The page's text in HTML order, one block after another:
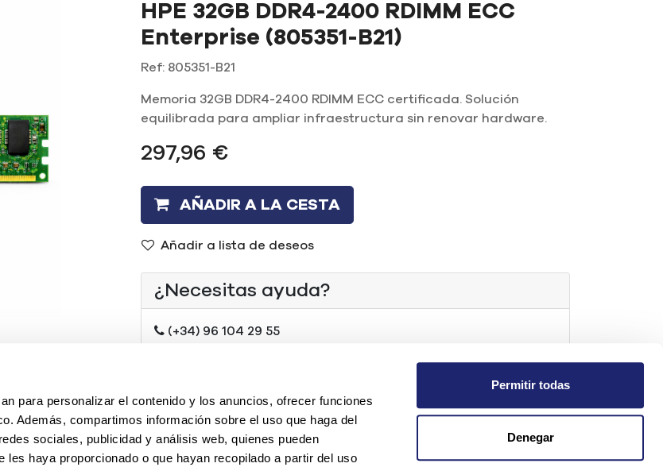
para personalizar el contenido y los anuncios, ofrecer funciones
Además, compartimos información sobre el uso que haga del
sociales, publicidad y análisis web, quienes pueden
les haya proporcionado o que hayan recopilado a partir del uso
Permitir todas
Denegar
HPE 32GB DDR4-2400 RDIMM ECC
Enterprise (805351-B21)
Ref: 805351-B21
Memoria 32GB DDR4-2400 RDIMM ECC certificada. Solución
equilibrada para ampliar infraestructura sin renovar hardware.
297,96 €
AÑADIR A LA CESTA
Añadir a lista de deseos
¿Necesitas ayuda?
(+34) 96 104 29 55
O chatea con nosotros
Tipo:REF